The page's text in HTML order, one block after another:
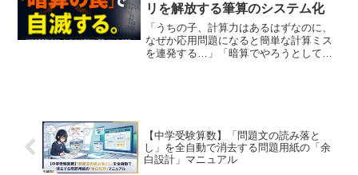
リを解放する筆算のシステム化
「うちの子、計算力はあるはずなのに、
なぜか応用問題になると簡単な計算ミス
を連発する…」「暗算でやろうとして、
【中学受験算数】「問題文の読み落と
し」を全自動で消去する問題用紙の「余
白設計」マニュアル